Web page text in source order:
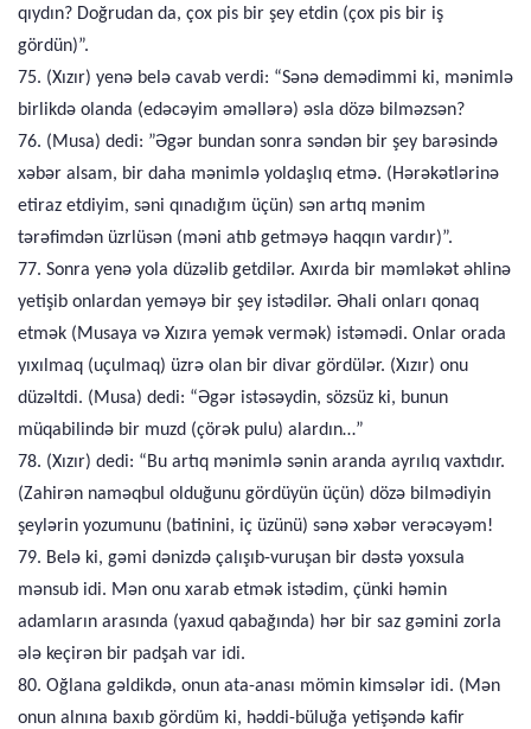
qıydın? Doğrudan da, çox pis bir şey etdin (çox pis bir iş
gördün)”.
75. (Xızır) yenə belə cavab verdi: “Sənə demədimmi ki, mənimlə
birlikdə olanda (edəcəyim əməllərə) əsla dözə bilməzsən?
76. (Musa) dedi: ”Əgər bundan sonra səndən bir şey barəsində
xəbər alsam, bir daha mənimlə yoldaşlıq etmə. (Hərəkətlərinə
etiraz etdiyim, səni qınadığım üçün) sən artıq mənim
tərəfimdən üzrlüsən (məni atıb getməyə haqqın vardır)”.
77. Sonra yenə yola düzəlib getdilər. Axırda bir məmləkət əhlinə
yetişib onlardan yeməyə bir şey istədilər. Əhali onları qonaq
etmək (Musaya və Xızıra yemək vermək) istəmədi. Onlar orada
yıxılmaq (uçulmaq) üzrə olan bir divar gördülər. (Xızır) onu
düzəltdi. (Musa) dedi: “Əgər istəsəydin, sözsüz ki, bunun
müqabilində bir muzd (çörək pulu) alardın…”
78. (Xızır) dedi: “Bu artıq mənimlə sənin aranda ayrılıq vaxtıdır.
(Zahirən naməqbul olduğunu gördüyün üçün) dözə bilmədiyin
şeylərin yozumunu (batinini, iç üzünü) sənə xəbər verəcəyəm!
79. Belə ki, gəmi dənizdə çalışıb-vuruşan bir dəstə yoxsula
mənsub idi. Mən onu xarab etmək istədim, çünki həmin
adamların arasında (yaxud qabağında) hər bir saz gəmini zorla
ələ keçirən bir padşah var idi.
80. Oğlana gəldikdə, onun ata-anası mömin kimsələr idi. (Mən
onun alnına baxıb gördüm ki, həddi-büluğa yetişəndə kafir